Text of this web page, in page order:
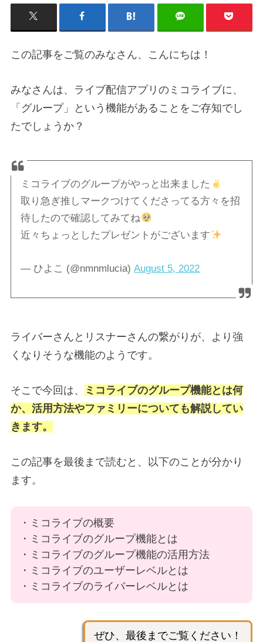
この記事をご覧のみなさん、こんにちは！
みなさんは、ライブ配信アプリのミコライブに、
「グループ」という機能があることをご存知でし
たでしょうか？
ミコライブのグループがやっと出来ました
取り急ぎ推しマークつけてくださってる方々を招
待したので確認してみてね
近々ちょっとしたプレゼントがございます
— ひよこ (@nmnmlucia)August 5, 2022
ライバーさんとリスナーさんの繋がりが、より強
くなりそうな機能のようです。
そこで今回は、
ミコライブのグループ機能とは何
か、活用方法やファミリーについても解説してい
きます。
この記事を最後まで読むと、以下のことが分かり
ます。
・ミコライブの概要
・ミコライブのグループ機能とは
・ミコライブのグループ機能の活用方法
・ミコライブのユーザーレベルとは
・ミコライブのライバーレベルとは
ぜひ、最後までご覧ください！